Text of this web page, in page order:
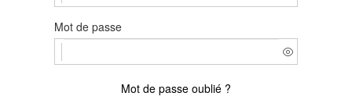
Mot de passe
Mot de passe oublié ?